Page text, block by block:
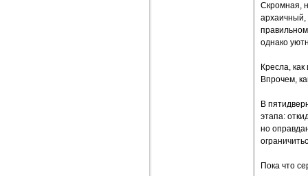
Скромная,
однако
Кресла,
Впрочем,
В
этапа:
но
Пока что